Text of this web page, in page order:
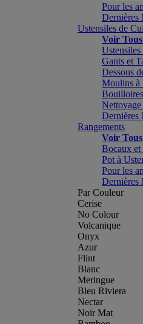
Pour les
Dernières
Ustensiles de
Voir Tous
Gants et
Dessous
Moulins à
Bouilloires
Dernières
Rangements
Voir Tous
Bocaux et
Pot à
Pour les
Dernières
Par Couleur
Cerise
No Colour
Volcanique
Onyx
Azur
Flint
Blanc
Meringue
Bleu Riviera
Nectar
Noir Mat